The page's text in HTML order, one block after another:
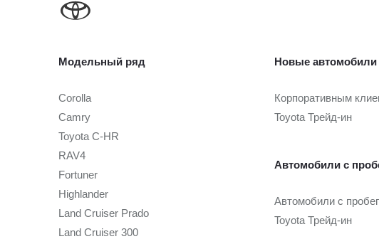
Модельный ряд
Corolla
Camry
Toyota C-HR
RAV4
Fortuner
Highlander
Land Cruiser Prado
Land Cruiser 300
Новые автомобили
Корпоративным
Toyota Трейд-ин
Автомобили с
Автомобили с
Toyota Трейд-ин